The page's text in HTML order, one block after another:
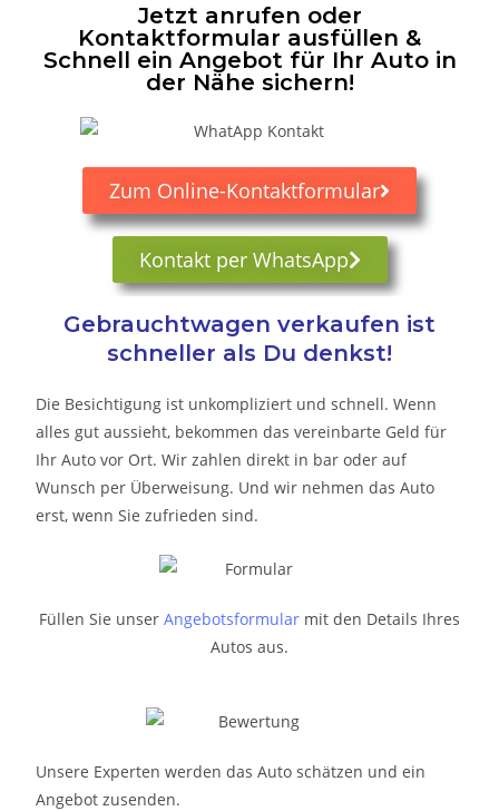
Jetzt anrufen oder
Kontaktformular ausfüllen &
Schnell ein Angebot für Ihr Auto in
der Nähe sichern!
Zum Online-Kontaktformular
Kontakt per WhatsApp
Gebrauchtwagen verkaufen ist
schneller als Du denkst!
Die Besichtigung ist unkompliziert und schnell. Wenn
alles gut aussieht, bekommen das vereinbarte Geld für
Ihr Auto vor Ort. Wir zahlen direkt in bar oder auf
Wunsch per Überweisung. Und wir nehmen das Auto
erst, wenn Sie zufrieden sind.
Füllen Sie unser Angebotsformular mit den Details Ihres
Autos aus.
Unsere Experten werden das Auto schätzen und ein
Angebot zusenden.